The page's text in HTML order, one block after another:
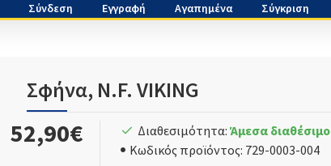
Σύνδεση Εγγραφή Αγαπημένα Σύγκριση
Σφήνα, Ν.F. VIKING
52,90€ Διαθεσιμότητα: Άμεσα διαθέσιμο
Κωδικός προϊόντος: 729-0003-004